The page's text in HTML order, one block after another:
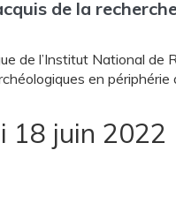
de la
de l’Institut National de
en périphérie
18 juin